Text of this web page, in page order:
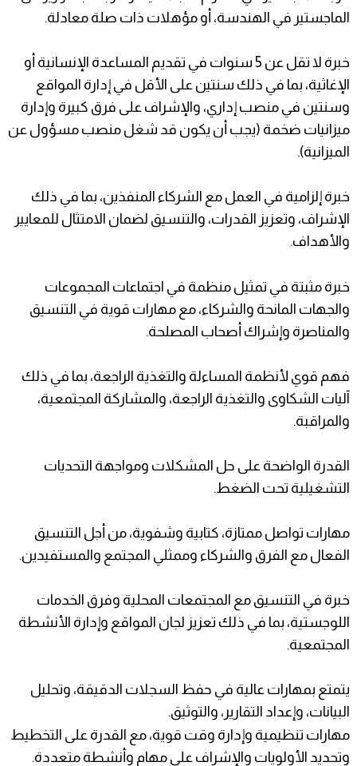
الماجستير في الهندسة، أو مؤهلات ذات صلة معادلة.
خبرة لا تقل عن 5 سنوات في تقديم المساعدة الإنسانية أو
الإغاثية، بما في ذلك سنتين على الأقل في إدارة المواقع
وسنتين في منصب إداري، والإشراف على فرق كبيرة وإدارة
ميزانيات ضخمة (يجب أن يكون قد شغل منصب مسؤول عن
الميزانية).
خبرة إلزامية في العمل مع الشركاء المنفذين، بما في ذلك
الإشراف، وتعزيز القدرات، والتنسيق لضمان الامتثال للمعايير
والأهداف.
خبرة مثبتة في تمثيل منظمة في اجتماعات المجموعات
والجهات المانحة والشركاء، مع مهارات قوية في التنسيق
والمناصرة وإشراك أصحاب المصلحة.
فهم قوي لأنظمة المساءلة والتغذية الراجعة، بما في ذلك
آليات الشكاوى والتغذية الراجعة، والمشاركة المجتمعية،
والمراقبة.
القدرة الواضحة على حل المشكلات ومواجهة التحديات
التشغيلية تحت الضغط.
مهارات تواصل ممتازة، كتابية وشفوية، من أجل التنسيق
الفعال مع الفرق والشركاء وممثلي المجتمع والمستفيدين.
خبرة في التنسيق مع المجتمعات المحلية وفرق الخدمات
اللوجستية، بما في ذلك تعزيز لجان المواقع وإدارة الأنشطة
المجتمعية.
يتمتع بمهارات عالية في حفظ السجلات الدقيقة، وتحليل
البيانات، وإعداد التقارير، والتوثيق.
مهارات تنظيمية وإدارة وقت قوية، مع القدرة على التخطيط
وتحديد الأولويات والإشراف على مهام وأنشطة متعددة.